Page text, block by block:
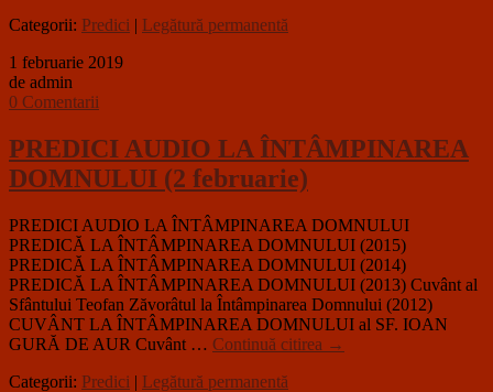
Categorii: Predici | Legătură permanentă
1 februarie 2019
de admin
0 Comentarii
PREDICI AUDIO LA ÎNTÂMPINAREA
DOMNULUI (2 februarie)
PREDICI AUDIO LA ÎNTÂMPINAREA DOMNULUI
PREDICĂ LA ÎNTÂMPINAREA DOMNULUI (2015)
PREDICĂ LA ÎNTÂMPINAREA DOMNULUI (2014)
PREDICĂ LA ÎNTÂMPINAREA DOMNULUI (2013) Cuvânt al
Sfântului Teofan Zăvorâtul la Întâmpinarea Domnului (2012)
CUVÂNT LA ÎNTÂMPINAREA DOMNULUI al SF. IOAN
GURĂ DE AUR Cuvânt … Continuă citirea →
Categorii: Predici | Legătură permanentă